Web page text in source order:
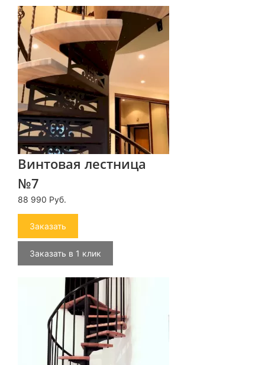
Винтовая лестница
№7
88 990 Руб.
Заказать
Заказать в 1 клик